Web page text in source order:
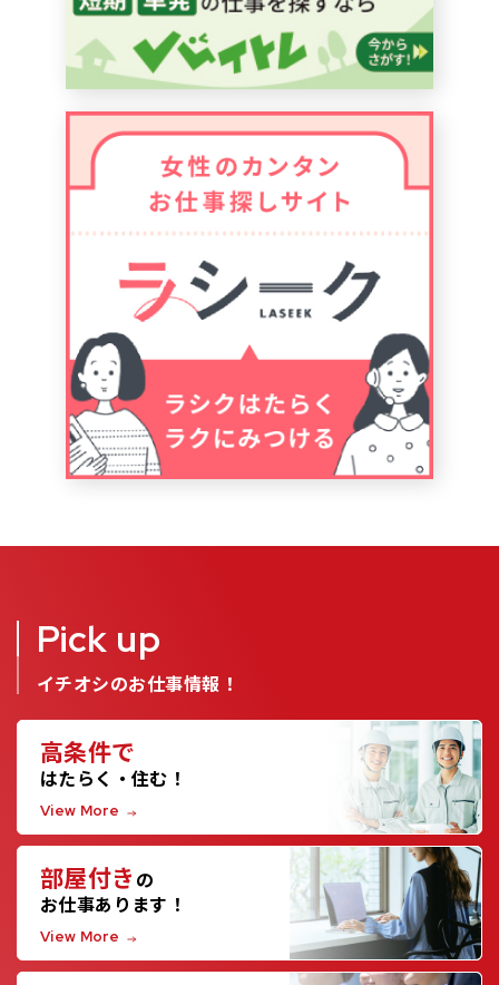
Pick up
イチオシのお仕事情報！
高条件で
はたらく・住む！
View More
部屋付き の
お仕事あります！
View More